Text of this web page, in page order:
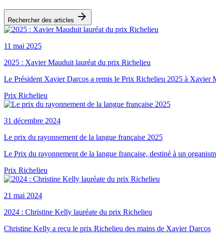
Rechercher des articles
11 mai 2025
2025 : Xavier Mauduit lauréat du prix Richelieu
Le Président Xavier Darcos a remis le Prix Richelieu 2025 à Xavier
Prix Richelieu
31 décembre 2024
Le prix du rayonnement de la langue française 2025
Le Prix du rayonnement de la langue française, destiné à un
Prix Richelieu
21 mai 2024
2024 : Christine Kelly lauréate du prix Richelieu
Christine Kelly a reçu le prix Richelieu des mains de Xavier Darcos